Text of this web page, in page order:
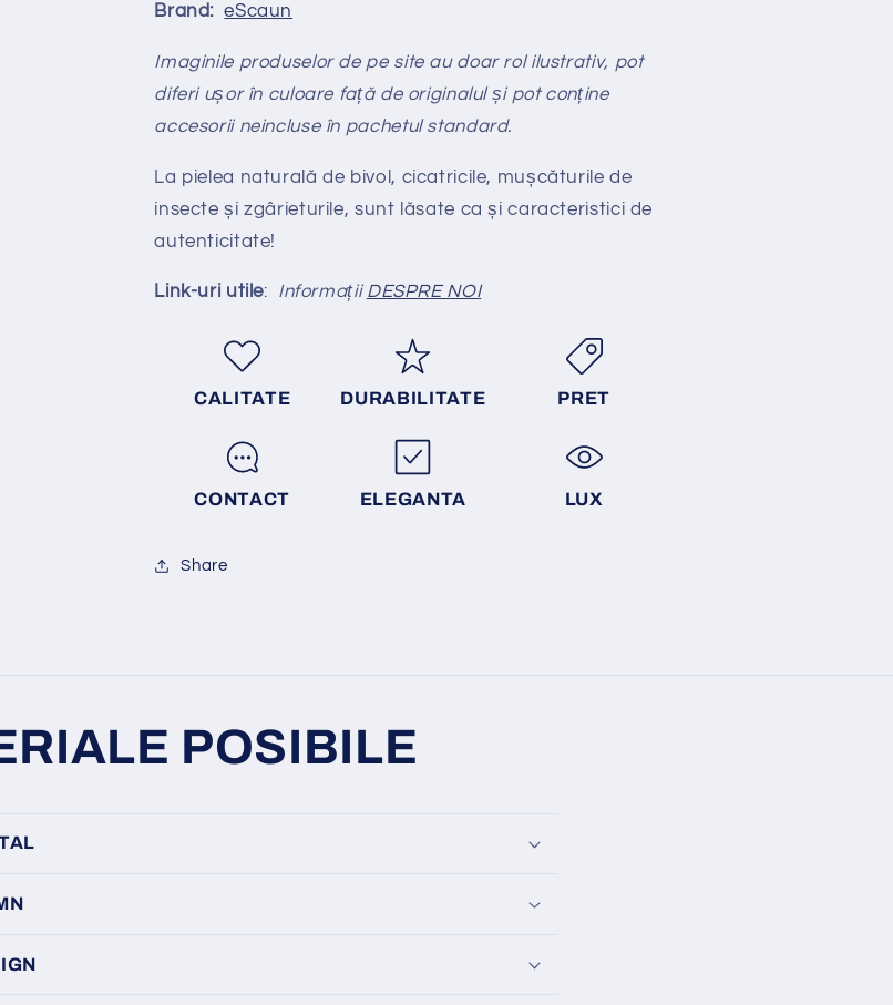
Brand:eScaun
Imaginile produselor de pe site au doar rol ilustrativ, pot
diferi ușor în culoare față de originalul și pot conține
accesorii neincluse în pachetul standard.
La pielea naturală de bivol, cicatricile, mușcăturile de
insecte și zgârieturile, sunt lăsate ca și caracteristici de
autenticitate!
Link-uri utile: Informații DESPRE NOI
CALITATE DURABILITATE PRET
CONTACT ELEGANTA LUX
Share
POSIBILE